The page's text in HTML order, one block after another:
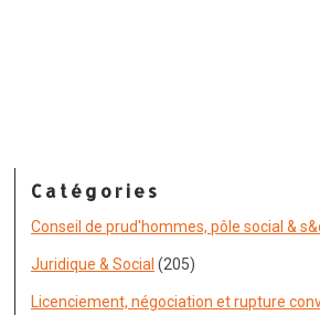
Catégories
Conseil de prud'hommes, pôle social &
Juridique & Social (205)
Licenciement, négociation et rupture